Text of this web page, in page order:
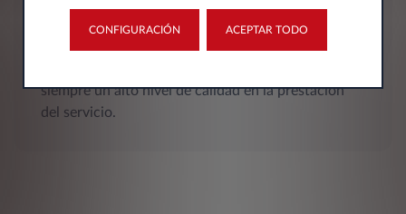
Satisfacción del cliente
siempre un alto nivel de calidad en la prestación
del servicio.
CONFIGURACIÓN ACEPTAR TODO